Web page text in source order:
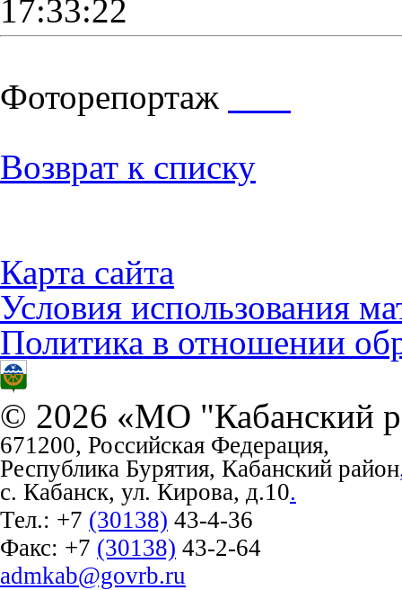
17:33:22
Фоторепортаж
Возврат к списку
Карта сайта
Условия использования
Политика в отношении
© 2026 «МО "Кабанский
671200, Российская Федерация,
Республика Бурятия, Кабанский район
с. Кабанск, ул. Кирова, д.10.
Тел.: +7 (30138) 43-4-36
Факс: +7 (30138) 43-2-64
admkab@govrb.ru